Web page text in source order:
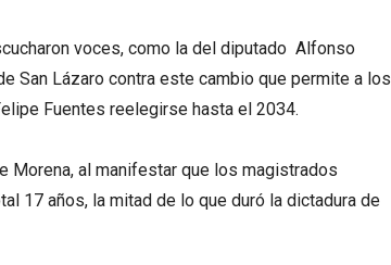
voces, como la del diputado Alfonso
San Lázaro contra este cambio que permite a los
Fuentes reelegirse hasta el 2034.
Morena, al manifestar que los magistrados
17 años, la mitad de lo que duró la dictadura de